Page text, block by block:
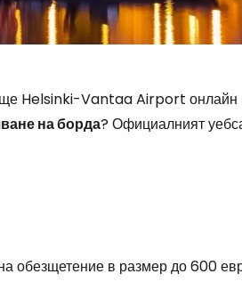
Helsinki-Vantaa Airport онлайн
на борда? Официалният
обезщетение в размер до 600